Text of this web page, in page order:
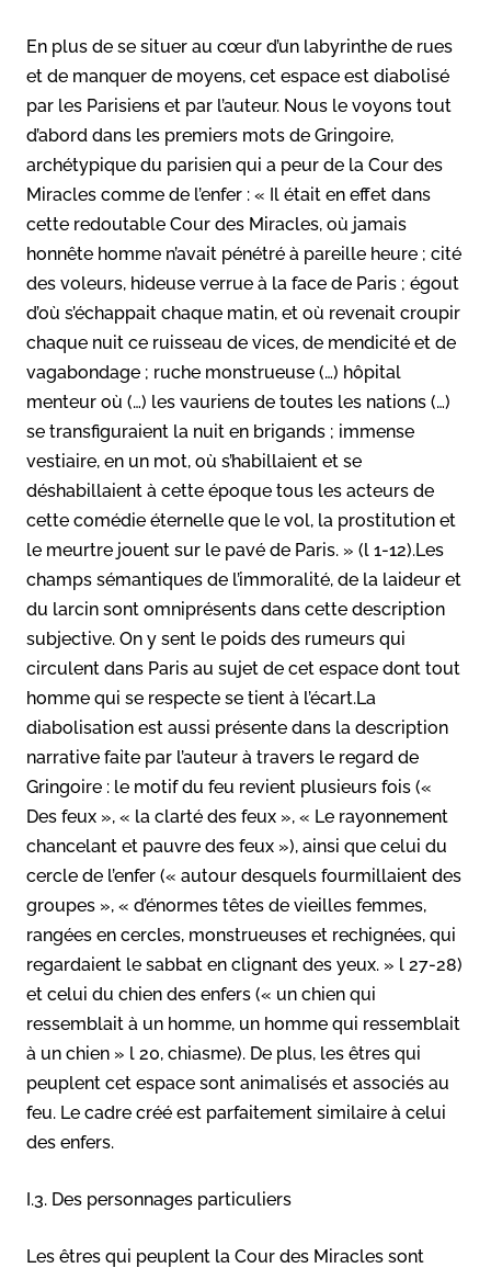
En plus de se situer au cœur d’un labyrinthe de rues
et de manquer de moyens, cet espace est diabolisé
par les Parisiens et par l’auteur. Nous le voyons tout
d’abord dans les premiers mots de Gringoire,
archétypique du parisien qui a peur de la Cour des
Miracles comme de l’enfer : « Il était en effet dans
cette redoutable Cour des Miracles, où jamais
honnête homme n’avait pénétré à pareille heure ; cité
des voleurs, hideuse verrue à la face de Paris ; égout
d’où s’échappait chaque matin, et où revenait croupir
chaque nuit ce ruisseau de vices, de mendicité et de
vagabondage ; ruche monstrueuse (…) hôpital
menteur où (…) les vauriens de toutes les nations (…)
se transfiguraient la nuit en brigands ; immense
vestiaire, en un mot, où s’habillaient et se
déshabillaient à cette époque tous les acteurs de
cette comédie éternelle que le vol, la prostitution et
le meurtre jouent sur le pavé de Paris. » (l 1-12).Les
champs sémantiques de l’immoralité, de la laideur et
du larcin sont omniprésents dans cette description
subjective. On y sent le poids des rumeurs qui
circulent dans Paris au sujet de cet espace dont tout
homme qui se respecte se tient à l’écart.La
diabolisation est aussi présente dans la description
narrative faite par l’auteur à travers le regard de
Gringoire : le motif du feu revient plusieurs fois («
Des feux », « la clarté des feux », « Le rayonnement
chancelant et pauvre des feux »), ainsi que celui du
cercle de l’enfer (« autour desquels fourmillaient des
groupes », « d’énormes têtes de vieilles femmes,
rangées en cercles, monstrueuses et rechignées, qui
regardaient le sabbat en clignant des yeux. » l 27-28)
et celui du chien des enfers (« un chien qui
ressemblait à un homme, un homme qui ressemblait
à un chien » l 20, chiasme). De plus, les êtres qui
peuplent cet espace sont animalisés et associés au
feu. Le cadre créé est parfaitement similaire à celui
des enfers.
I.3. Des personnages particuliers
Les êtres qui peuplent la Cour des Miracles sont